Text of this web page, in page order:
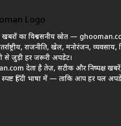
खबरों का विश्वसनीय स्रोत —
राजनीति, खेल, मनोरंजन,
से जुड़ी हर जरूरी अपडेट।
देता है तेज़, सटीक और निष्पक्ष
हिंदी भाषा में — ताकि आप हर पल